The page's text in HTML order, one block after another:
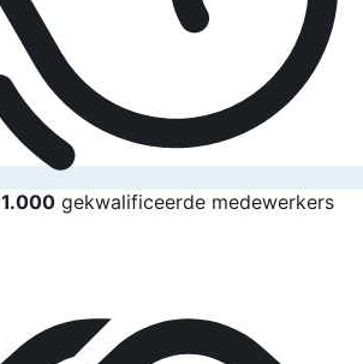
1.000 gekwalificeerde medewerkers